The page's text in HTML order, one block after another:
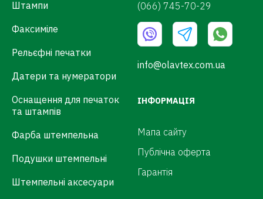
Штампи
Факсиміле
Рельєфні печатки
Датери та нумератори
Оснащення для печаток
та штампів
Фарба штемпельна
Подушки штемпельні
Штемпельні аксесуари
(066) 745-70-29
info@olavtex.com.ua
ІНФОРМАЦІЯ
Мапа сайту
Публічна оферта
Гарантія